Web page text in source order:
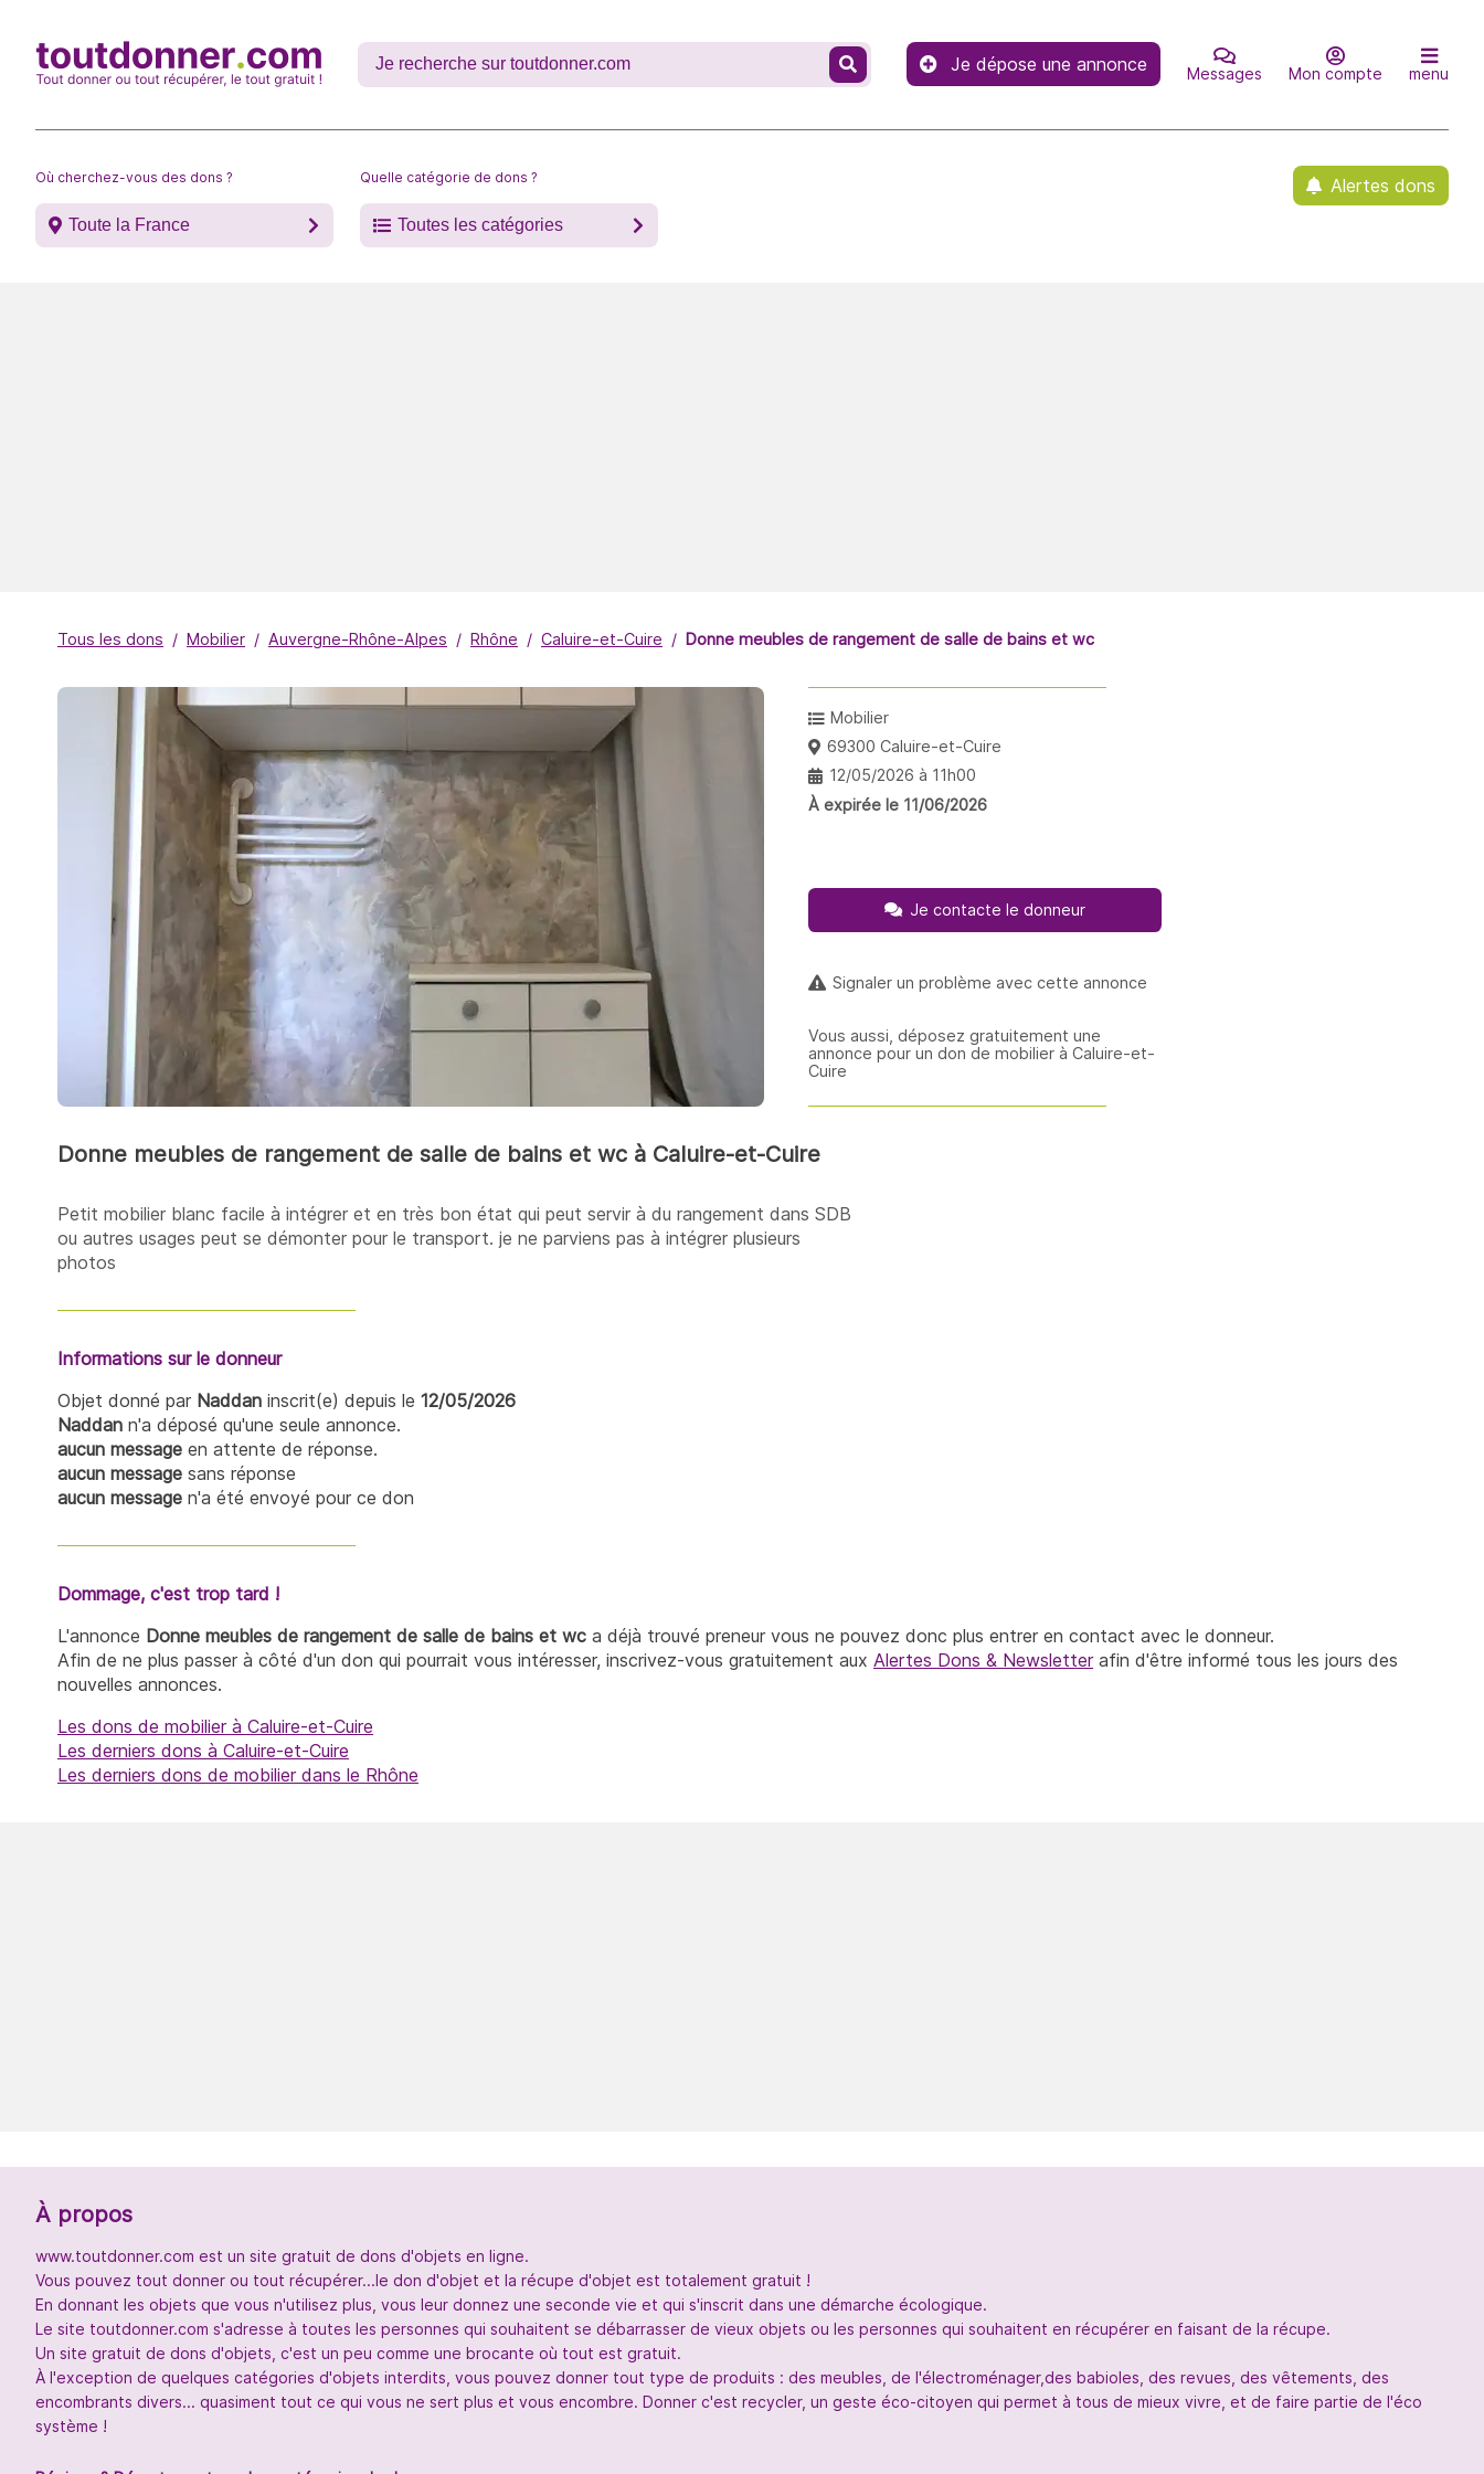
Je dépose une annonce Messages Mon compte menu
Où cherchez-vous des dons ?
Toute la France
Quelle catégorie de dons ?
Toutes les catégories
Alertes dons
Tous les dons Mobilier Auvergne-Rhône-Alpes Rhône Caluire-et-Cuire Donne meubles de rangement de salle de bains et wc
Donne meubles de rangement de salle de bains et wc à Caluire-et-Cuire
Petit mobilier blanc facile à intégrer et en très bon état qui peut servir à du rangement dans SDB
ou autres usages peut se démonter pour le transport. je ne parviens pas à intégrer plusieurs
photos
Mobilier
69300 Caluire-et-Cuire
12/05/2026 à 11h00
À expirée le 11/06/2026
Je contacte le donneur
Signaler un problème avec cette annonce
Vous aussi, déposez gratuitement une
annonce pour un don de mobilier à Caluire-et-
Cuire
Informations sur le donneur
Objet donné par Naddan inscrit(e) depuis le 12/05/2026
Naddan n'a déposé qu'une seule annonce.
aucun message en attente de réponse.
aucun message sans réponse
aucun message n'a été envoyé pour ce don
Dommage, c'est trop tard !
L'annonce Donne meubles de rangement de salle de bains et wc a déjà trouvé preneur vous ne pouvez donc plus entrer en contact avec le donneur.
Afin de ne plus passer à côté d'un don qui pourrait vous intéresser, inscrivez-vous gratuitement aux Alertes Dons & Newsletterafin d'être informé tous les jours des
nouvelles annonces.
Les dons de mobilier à Caluire-et-Cuire
Les derniers dons à Caluire-et-Cuire
Les derniers dons de mobilier dans le Rhône
À propos
www.toutdonner.com est un site gratuit de dons d'objets en ligne.
Vous pouvez tout donner ou tout récupérer...le don d'objet et la récupe d'objet est totalement gratuit !
En donnant les objets que vous n'utilisez plus, vous leur donnez une seconde vie et qui s'inscrit dans une démarche écologique.
Le site toutdonner.com s'adresse à toutes les personnes qui souhaitent se débarrasser de vieux objets ou les personnes qui souhaitent en récupérer en faisant de la récupe.
Un site gratuit de dons d'objets, c'est un peu comme une brocante où tout est gratuit.
À l'exception de quelques catégories d'objets interdits, vous pouvez donner tout type de produits : des meubles, de l'électroménager,des babioles, des revues, des vêtements, des
encombrants divers... quasiment tout ce qui vous ne sert plus et vous encombre. Donner c'est recycler, un geste éco-citoyen qui permet à tous de mieux vivre, et de faire partie de l'éco
système !